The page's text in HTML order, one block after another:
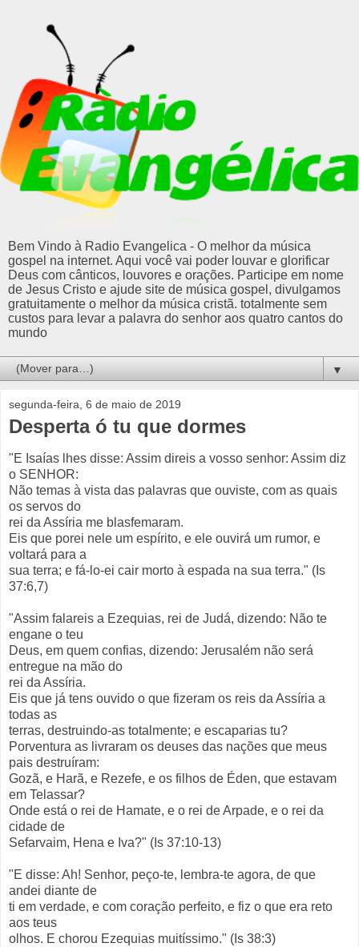
Bem Vindo à Radio Evangelica - O melhor da música
gospel na internet. Aqui você vai poder louvar e glorificar
Deus com cânticos, louvores e orações. Participe em nome
de Jesus Cristo e ajude site de música gospel, divulgamos
gratuitamente o melhor da música cristã. totalmente sem
custos para levar a palavra do senhor aos quatro cantos do
mundo
▼
segunda-feira, 6 de maio de 2019
Desperta ó tu que dormes
"E Isaías lhes disse: Assim direis a vosso senhor: Assim diz
o SENHOR:
Não temas à vista das palavras que ouviste, com as quais
os servos do
rei da Assíria me blasfemaram.
Eis que porei nele um espírito, e ele ouvirá um rumor, e
voltará para a
sua terra; e fá-lo-ei cair morto à espada na sua terra." (Is
37:6,7)
"Assim falareis a Ezequias, rei de Judá, dizendo: Não te
engane o teu
Deus, em quem confias, dizendo: Jerusalém não será
entregue na mão do
rei da Assíria.
Eis que já tens ouvido o que fizeram os reis da Assíria a
todas as
terras, destruindo-as totalmente; e escaparias tu?
Porventura as livraram os deuses das nações que meus
pais destruíram:
Gozã, e Harã, e Rezefe, e os filhos de Éden, que estavam
em Telassar?
Onde está o rei de Hamate, e o rei de Arpade, e o rei da
cidade de
Sefarvaim, Hena e Iva?" (Is 37:10-13)
"E disse: Ah! Senhor, peço-te, lembra-te agora, de que
andei diante de
ti em verdade, e com coração perfeito, e fiz o que era reto
aos teus
olhos. E chorou Ezequias muitíssimo." (Is 38:3)